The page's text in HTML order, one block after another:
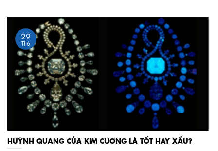
HUỲNH QUANG CỦA KIM CƯƠNG LÀ TỐT HAY XẤU?
29
Th6